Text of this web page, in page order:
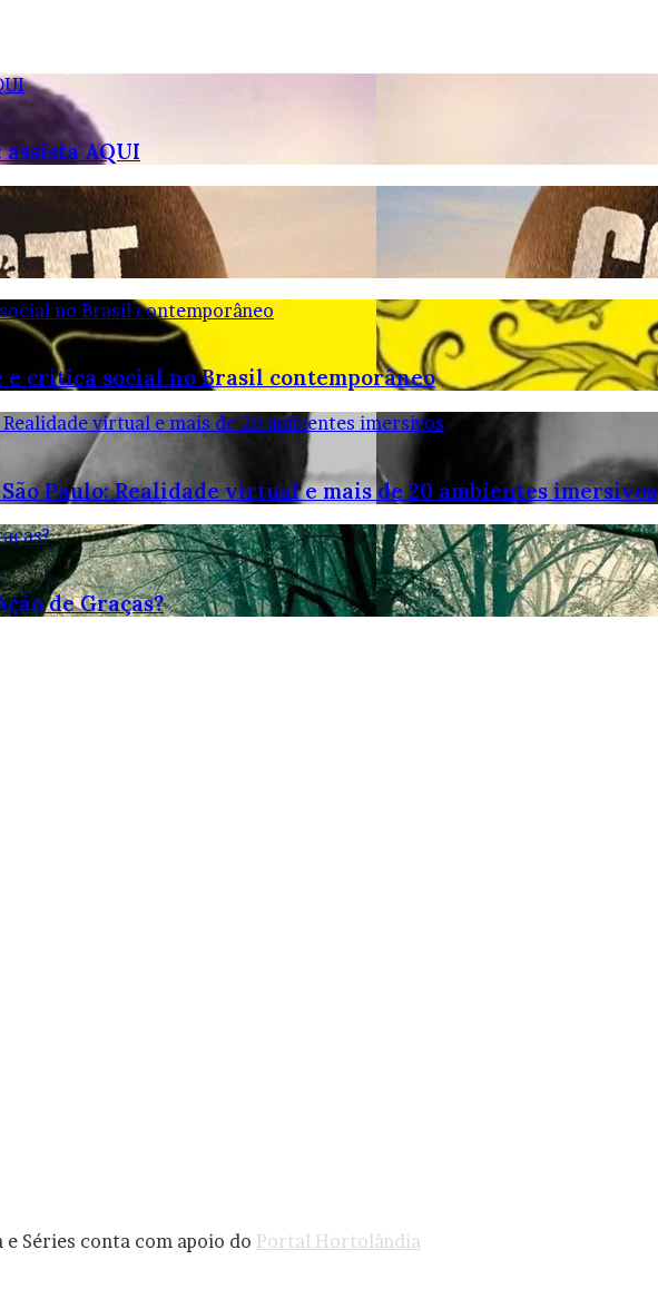
AQUI
no Brasil contemporâneo
e crítica social no Brasil contemporâneo
virtual e mais de 20 ambientes imersivos
Paulo: Realidade virtual e mais de 20 ambientes imersivos
de Graças?
Séries conta com apoio do Portal Hortolândia